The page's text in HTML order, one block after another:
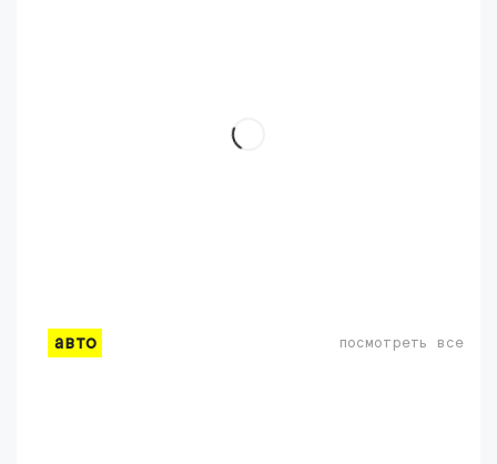
авто посмотреть все